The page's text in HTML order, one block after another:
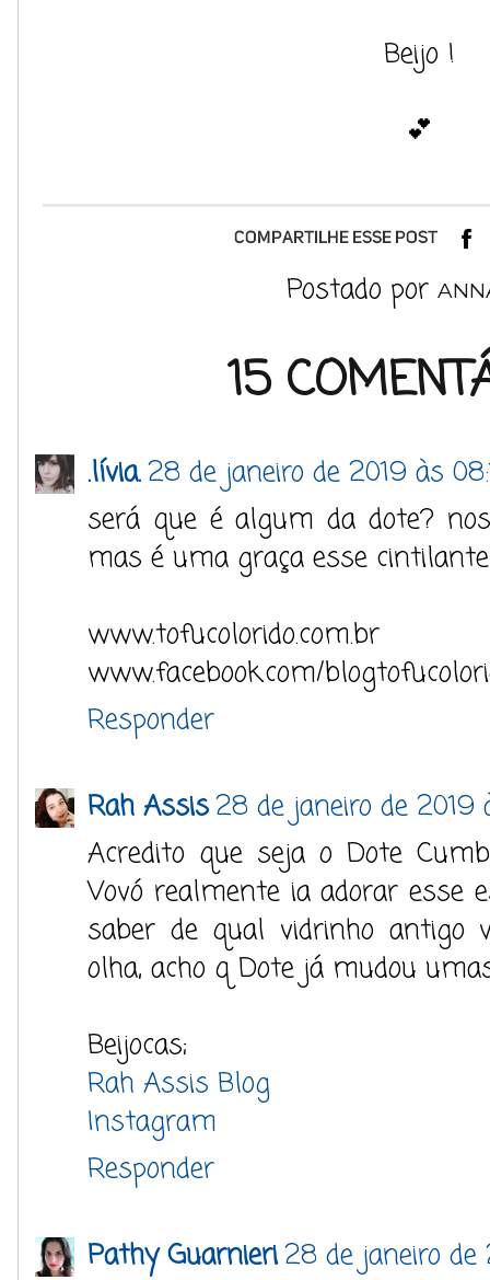
Beijo !
💕
Postado por
15
.lívia.28 de janeiro de 2019 às
será que é algum da dote?
mas é uma graça esse
www.tofucolorido.com.br
www.facebook.com/
Responder
Rah Assis28 de janeiro de 2019
Acredito que seja o Dote
Vovó realmente ia adorar esse
saber de qual vidrinho antigo
olha, acho q Dote já mudou
Beijocas;
Rah Assis Blog
Instagram
Responder
Pathy Guarnieri28 de janeiro de